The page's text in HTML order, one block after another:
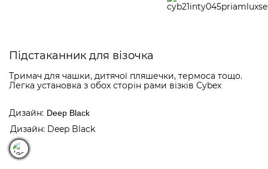
Підстаканник для візочка
Тримач для чашки, дитячої пляшечки, термоса тощо.
Легка установка з обох сторін рами візків Cybex
Дизайн Deep Black
Дизайн: Deep Black